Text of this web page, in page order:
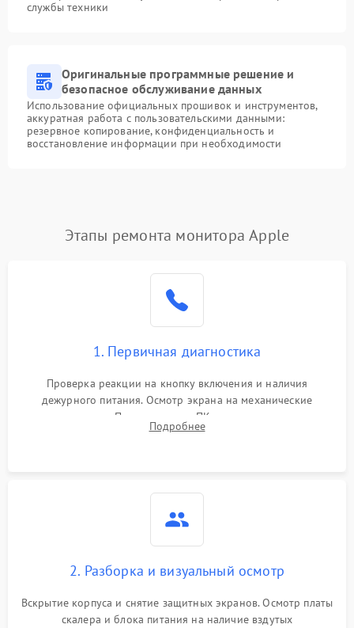
службы техники
Оригинальные программные решение и
безопасное обслуживание данных
Использование официальных прошивок и инструментов,
аккуратная работа с пользовательскими данными:
резервное копирование, конфиденциальность и
восстановление информации при необходимости
Этапы ремонта монитора Apple
1. Первичная диагностика
Проверка реакции на кнопку включения и наличия
дежурного питания. Осмотр экрана на механические
повреждения. Подключение к ПК для оценки вывода
изображения, работы подсветки и выявления артефактов на
Подробнее
2. Разборка и визуальный осмотр
Вскрытие корпуса и снятие защитных экранов. Осмотр платы
скалера и блока питания на наличие вздутых